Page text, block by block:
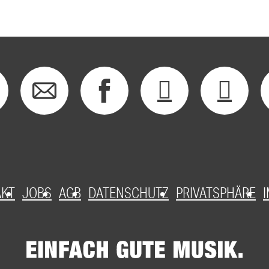
JOBS AGB DATENSCHUTZ PRIVATSPHÄRE